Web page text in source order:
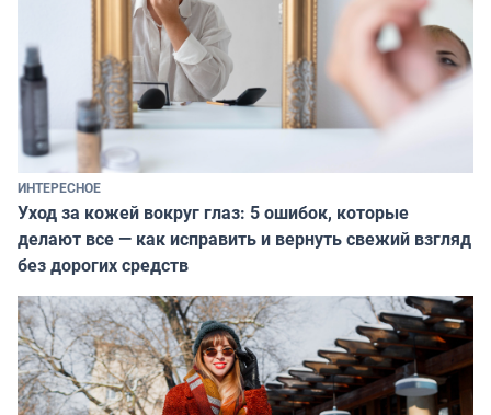
ИНТЕРЕСНОЕ
Уход за кожей вокруг глаз: 5 ошибок, которые
делают все — как исправить и вернуть свежий взгляд
без дорогих средств